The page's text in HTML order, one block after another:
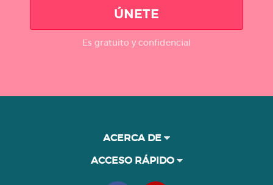
ÚNETE
Es gratuito y confidencial
ACERCA DE
ACCESO RÁPIDO